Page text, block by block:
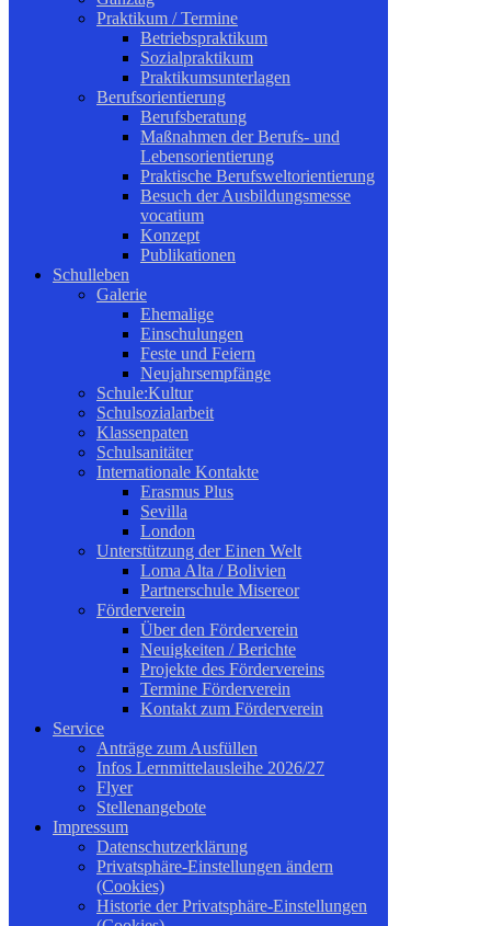
Praktikum / Termine
Betriebspraktikum
Sozialpraktikum
Praktikumsunterlagen
Berufsorientierung
Berufsberatung
Maßnahmen der Berufs- und
Lebensorientierung
Praktische Berufsweltorientierung
Besuch der Ausbildungsmesse
vocatium
Konzept
Publikationen
Schulleben
Galerie
Ehemalige
Einschulungen
Feste und Feiern
Neujahrsempfänge
Schule:Kultur
Schulsozialarbeit
Klassenpaten
Schulsanitäter
Internationale Kontakte
Erasmus Plus
Sevilla
London
Unterstützung der Einen Welt
Loma Alta / Bolivien
Partnerschule Misereor
Förderverein
Über den Förderverein
Neuigkeiten / Berichte
Projekte des Fördervereins
Termine Förderverein
Kontakt zum Förderverein
Service
Anträge zum Ausfüllen
Infos Lernmittelausleihe 2026/27
Flyer
Stellenangebote
Impressum
Datenschutzerklärung
Privatsphäre-Einstellungen ändern
(Cookies)
Historie der Privatsphäre-Einstellungen